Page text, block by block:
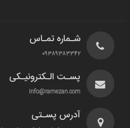
شـماره تمـاس
۰۹۳۸۹۳۸۳۳۴۲
پسـت الـکترونیـکی
info@ramezan.com
آدرس پسـتی